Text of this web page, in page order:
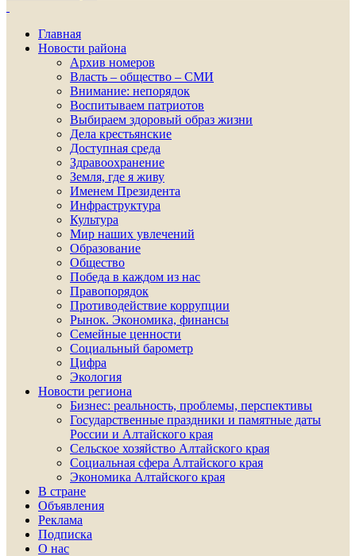
Главная
Новости района
Архив номеров
Власть – общество – СМИ
Внимание: непорядок
Воспитываем патриотов
Выбираем здоровый образ жизни
Дела крестьянские
Доступная среда
Здравоохранение
Земля, где я живу
Именем Президента
Инфраструктура
Культура
Мир наших увлечений
Образование
Общество
Победа в каждом из нас
Правопорядок
Противодействие коррупции
Рынок. Экономика, финансы
Семейные ценности
Социальный барометр
Цифра
Экология
Новости региона
Бизнес: реальность, проблемы, перспективы
Государственные праздники и памятные даты
России и Алтайского края
Сельское хозяйство Алтайского края
Социальная сфера Алтайского края
Экономика Алтайского края
В стране
Объявления
Реклама
Подписка
О нас